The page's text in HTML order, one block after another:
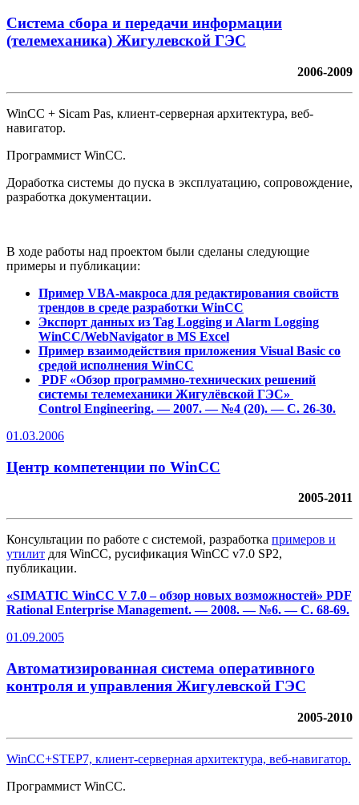
Система сбора и передачи информации
(телемеханика) Жигулевской ГЭС
2006-2009
WinCC + Sicam Pas, клиент-серверная архитектура, веб-
навигатор.
Программист WinCC.
Доработка системы до пуска в эксплуатацию, сопровождение,
разработка документации.
В ходе работы над проектом были сделаны следующие
примеры и публикации:
Пример VBA-макроса для редактирования свойств
трендов в среде разработки WinCC
Экспорт данных из Tag Logging и Alarm Logging
WinCC/WebNavigator в MS Excel
Пример взаимодействия приложения Visual Basic со
средой исполнения WinCC
PDF «Обзор программно-технических решений
системы телемеханики Жигулёвской ГЭС»
Control Engineering. — 2007. — №4 (20). — С. 26-30.
01.03.2006
Центр компетенции по WinCC
2005-2011
Консультации по работе с системой, разработка примеров и
утилит для WinCC, русификация WinCC v7.0 SP2,
публикации.
«SIMATIC WinCC V 7.0 – обзор новых возможностей» PDF
Rational Enterprise Management. — 2008. — №6. — C. 68-69.
01.09.2005
Автоматизированная система оперативного
контроля и управления Жигулевской ГЭС
2005-2010
WinCC+STEP7, клиент-серверная архитектура, веб-навигатор.
Программист WinCC.